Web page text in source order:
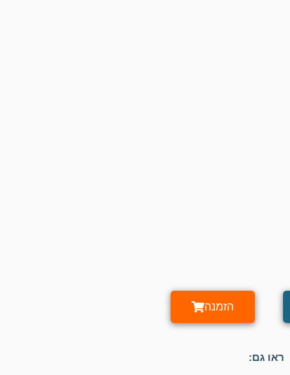
הזמנה
ראו גם: